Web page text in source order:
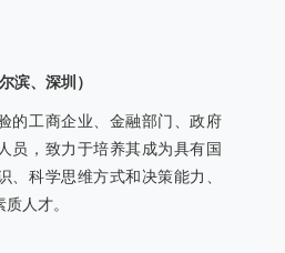
滨、深圳）
的工商企业、金融部门、政府
员，致力于培养其成为具有国
、科学思维方式和决策能力、
人才。